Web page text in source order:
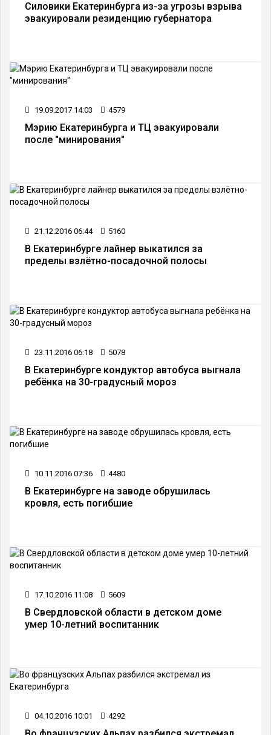
Силовики Екатеринбурга из-за угрозы взрыва
эвакуировали резиденцию губернатора
19.09.2017 14:03 4579
Мэрию Екатеринбурга и ТЦ эвакуировали
после "минирования"
21.12.2016 06:44 5160
В Екатеринбурге лайнер выкатился за
пределы взлётно-посадочной полосы
23.11.2016 06:18 5078
В Екатеринбурге кондуктор автобуса выгнала
ребёнка на 30-градусный мороз
10.11.2016 07:36 4480
В Екатеринбурге на заводе обрушилась
кровля, есть погибшие
17.10.2016 11:08 5609
В Свердловской области в детском доме
умер 10-летний воспитанник
04.10.2016 10:01 4292